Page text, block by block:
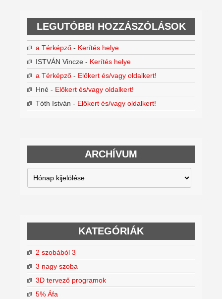
LEGUTÓBBI HOZZÁSZÓLÁSOK
a Térképző - Kerítés helye
ISTVÁN Vincze - Kerítés helye
a Térképző - Előkert és/vagy oldalkert!
Hné - Előkert és/vagy oldalkert!
Tóth István - Előkert és/vagy oldalkert!
ARCHÍVUM
Archívum
KATEGÓRIÁK
2 szobából 3
3 nagy szoba
3D tervező programok
5% Áfa